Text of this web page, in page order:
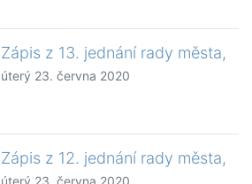
Zápis z 13. jednání rady města,
úterý 23. června 2020
Zápis z 12. jednání rady města,
úterý 23. června 2020